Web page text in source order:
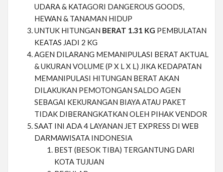
UDARA & KATAGORI DANGEROUS GOODS,
HEWAN & TANAMAN HIDUP
UNTUK HITUNGAN BERAT 1.31 KG PEMBULATAN
KEATAS JADI 2 KG
AGEN DILARANG MEMANIPULASI BERAT AKTUAL
& UKURAN VOLUME (P X L X L) JIKA KEDAPATAN
MEMANIPULASI HITUNGAN BERAT AKAN
DILAKUKAN PEMOTONGAN SALDO AGEN
SEBAGAI KEKURANGAN BIAYA ATAU PAKET
TIDAK DIBERANGKATKAN OLEH PIHAK VENDOR
SAAT INI ADA 4 LAYANAN JET EXPRESS DI WEB
DARMAWISATA INDONESIA
BEST (BESOK TIBA) TERGANTUNG DARI
KOTA TUJUAN